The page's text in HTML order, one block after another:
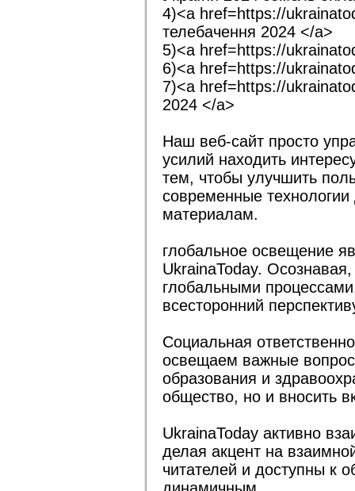
4)<a href=https://
телебачення 2024 </a>
5)<a href=https://
6)<a href=https://
7)<a href=https://
2024 </a>
Наш веб-сайт просто
усилий находить
тем, чтобы улучшить
современные технологии
материалам.
глобальное освещение
UkrainaToday.
глобальными
всесторонний
Социальная
освещаем важные
образования и
общество, но и вносить
UkrainaToday активно
делая акцент на
читателей и доступны к